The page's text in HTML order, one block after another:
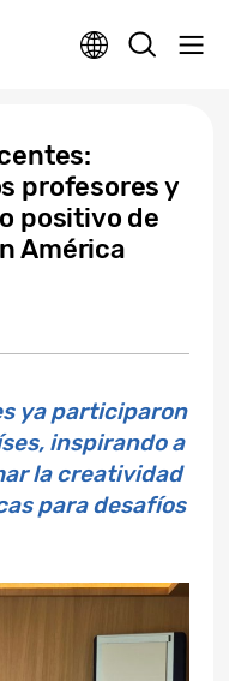
profesores y
positivo de
América
ya participaron
inspirando a
la creatividad
para desafíos